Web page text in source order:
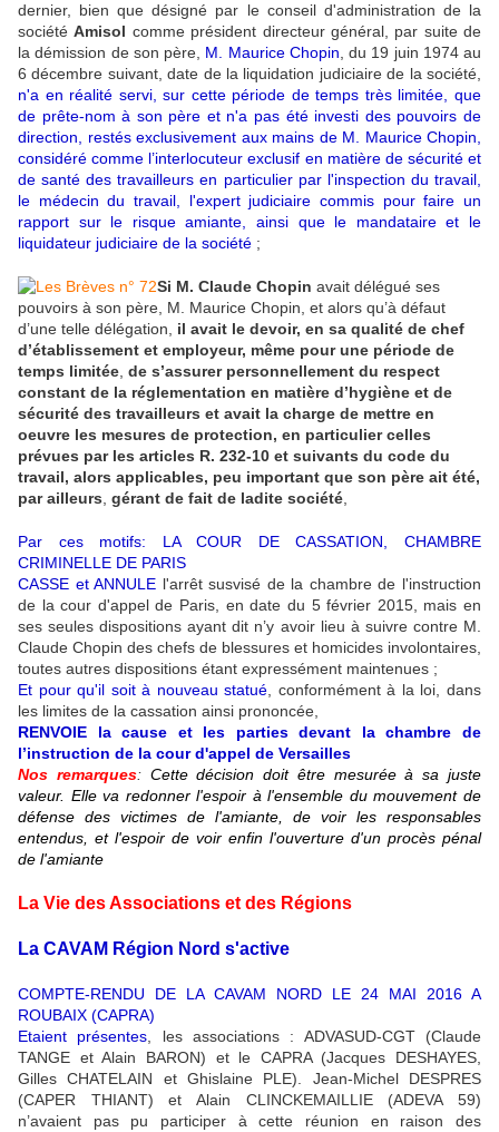
dernier, bien que désigné par le conseil d'administration de la
sociétéAmisol comme président directeur général, par suite de
la démission de son père, M. Maurice Chopin , du 19 juin 1974 au
6 décembre suivant, date de la liquidation judiciaire de la société,
n'a en réalité servi, sur cette période de temps très limitée, que
de prête-nom à son père et n'a pas été investi des pouvoirs de
direction, restés exclusivement aux mains de M. Maurice Chopin,
considéré comme l’interlocuteur exclusif en matière de sécurité et
de santé des travailleurs en particulier par l'inspection du travail,
le médecin du travail, l'expert judiciaire commis pour faire un
rapport sur le risque amiante, ainsi que le mandataire et le
liquidateur judiciaire de la société ;
Si M. Claude Chopin avait délégué ses
pouvoirs à son père, M. Maurice Chopin, et alors qu’à défaut
d’une telle délégation, il avait le devoir, en sa qualité de chef
d’établissement et employeur, même pour une période de
temps limitée de s’assurer personnellement du respect
constant de la réglementation en matière d’hygiène et de
sécurité des travailleurs et avait la charge de mettre en
oeuvre les mesures de protection, en particulier celles
prévues par les articles R. 232-10 et suivants du code du
travail, alors applicables, peu important que son père ait été,
par ailleurs gérant de fait de ladite société
Par ces motifs: LA COUR DE CASSATION, CHAMBRE
CRIMINELLE DE PARIS
CASSE et ANNULE l'arrêt susvisé de la chambre de l'instruction
de la cour d'appel de Paris, en date du 5 février 2015, mais en
ses seules dispositions ayant dit n’y avoir lieu à suivre contre M.
Claude Chopin des chefs de blessures et homicides involontaires,
toutes autres dispositions étant expressément maintenues ;
Et pour qu'il soit à nouveau statué , conformément à la loi, dans
les limites de la cassation ainsi prononcée,
RENVOIE la cause et les parties devant la chambre de
l’instruction de la cour d'appel de Versailles
Nos remarques: Cette décision doit être mesurée à sa juste
valeur. Elle va redonner l'espoir à l'ensemble du mouvement de
défense des victimes de l'amiante, de voir les responsables
entendus, et l'espoir de voir enfin l'ouverture d'un procès pénal
de l'amiante
La Vie des Associations et des Régions
La CAVAM Région Nord s'active
COMPTE-RENDU DE LA CAVAM NORD LE 24 MAI 2016 A
ROUBAIX (CAPRA)
Etaient présentes , les associations : ADVASUD-CGT (Claude
TANGE et Alain BARON) et le CAPRA (Jacques DESHAYES,
Gilles CHATELAIN et Ghislaine PLE). Jean-Michel DESPRES
(CAPER THIANT) et Alain CLINCKEMAILLIE (ADEVA 59)
n’avaient pas pu participer à cette réunion en raison des